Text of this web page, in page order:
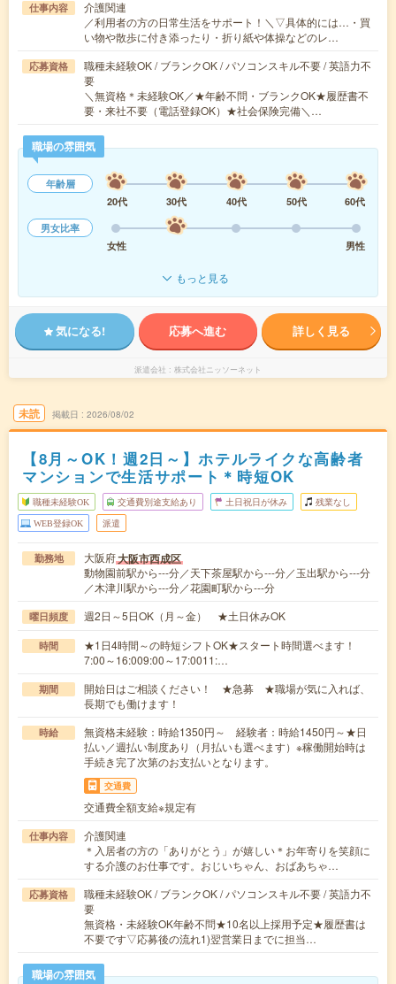
仕事内容
介護関連
／利用者の方の日常生活をサポート！＼▽具体的には…・買
い物や散歩に付き添ったり・折り紙や体操などのレ…
応募資格
職種未経験OK / ブランクOK / パソコンスキル不要 / 英語力不
要
＼無資格＊未経験OK／★年齢不問・ブランクOK★履歴書不
要・来社不要（電話登録OK）★社会保険完備＼…
職場の雰囲気
年齢層
20代
30代 40代 50代
60代
男女比率
女性
男性
もっと見る
気になる! 応募へ進む 詳しく見る
派遣会社 株式会社ニッソーネット
未読 掲載日 2026/08/02
【8月～OK！週2日～】ホテルライクな高齢者
マンションで生活サポート＊時短OK
職種未経験OK 交通費別途支給あり 土日祝日が休み 残業なし
WEB登録OK 派遣
勤務地 大阪府大阪市西成区
動物園前駅から---分／天下茶屋駅から---分／玉出駅から---分
／木津川駅から---分／花園町駅から---分
曜日頻度 週2日～5日OK（月～金） ★土日休みOK
時間
★1日4時間～の時短シフトOK★スタート時間選べます！
7:00～16:009:00～17:0011:…
期間
開始日はご相談ください！ ★急募 ★職場が気に入れば、
長期でも働けます！
時給
無資格未経験：時給1350円～ 経験者：時給1450円～★日
払い／週払い制度あり（月払いも選べます）※稼働開始時は
手続き完了次第のお支払いとなります。
交通費
交通費全額支給※規定有
仕事内容
介護関連
＊入居者の方の「ありがとう」が嬉しい＊お年寄りを笑顔に
する介護のお仕事です。おじいちゃん、おばあちゃ…
応募資格
職種未経験OK / ブランクOK / パソコンスキル不要 / 英語力不
要
無資格・未経験OK年齢不問★10名以上採用予定★履歴書は
不要です▽応募後の流れ1)翌営業日までに担当…
職場の雰囲気